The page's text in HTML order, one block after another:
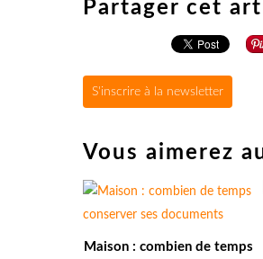
Partager cet
S'inscrire à la newsletter
Vous aimerez
Maison : combien de temps